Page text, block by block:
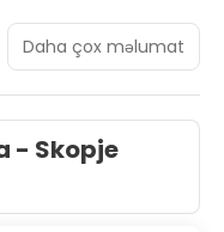
as
tour/ticket
109 guestrooms.
keeps you
is available for your
or showers and
Daha çox məlumat
- Skopje